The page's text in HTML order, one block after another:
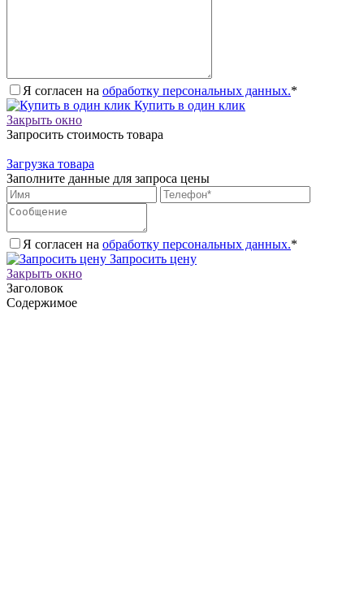
Я согласен на обработку персональных данных.*
Купить в один клик
Закрыть окно
Запросить стоимость товара
Загрузка товара
Заполните данные для запроса цены
Я согласен на обработку персональных данных.*
Запросить цену
Закрыть окно
Заголовок
Содержимое